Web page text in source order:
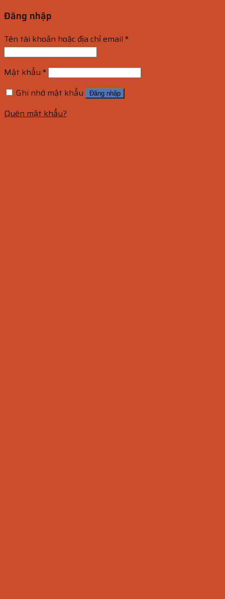
Đăng nhập
Tên tài khoản hoặc địa chỉ email *
Mật khẩu *
Ghi nhớ mật khẩu
Đăng nhập
Quên mật khẩu?